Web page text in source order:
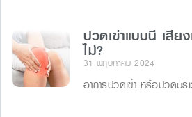
ปวดเข่าแบบนี้ เสี่ย
ไม่?
31 พฤษภาคม 2024
อาการปวดเข่า หรือปวดบริ